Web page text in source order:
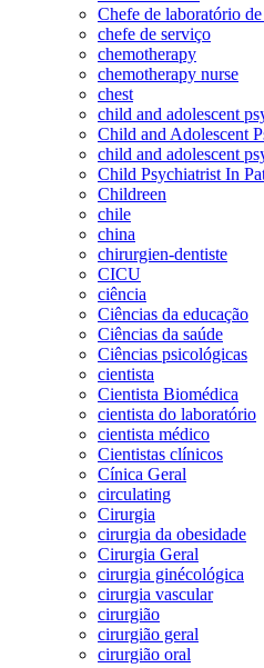
Chefe de laboratório
chefe de serviço
chemotherapy
chemotherapy nurse
chest
child and adolescent
Child and Adolescent
child and adolescent
Child Psychiatrist In
Childreen
chile
china
chirurgien-dentiste
CICU
ciência
Ciências da educação
Ciências da saúde
Ciências psicológicas
cientista
Cientista Biomédica
cientista do laboratório
cientista médico
Cientistas clínicos
Cínica Geral
circulating
Cirurgia
cirurgia da obesidade
Cirurgia Geral
cirurgia ginécológica
cirurgia vascular
cirurgião
cirurgião geral
cirurgião oral